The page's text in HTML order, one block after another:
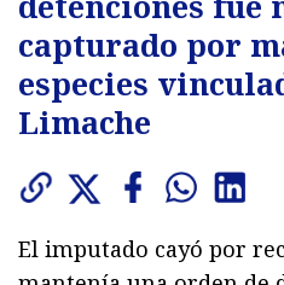
capturado por
especies
Limache
El imputado cayó por